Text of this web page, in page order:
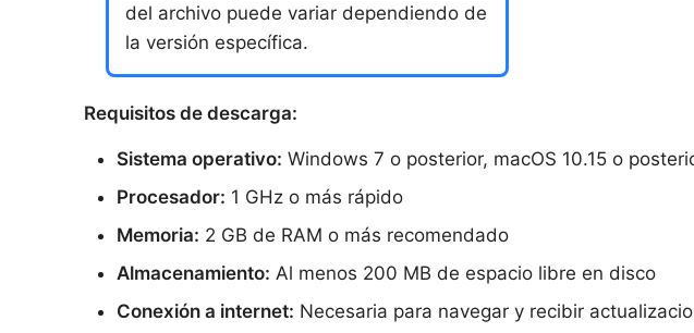
del archivo puede variar dependiendo de
la versión específica.
Requisitos de descarga:
Sistema operativo: Windows 7 o posterior, macOS 10.15 o
Procesador: 1 GHz o más rápido
Memoria: 2 GB de RAM o más recomendado
Almacenamiento: Al menos 200 MB de espacio libre en disco
Conexión a internet: Necesaria para navegar y recibir